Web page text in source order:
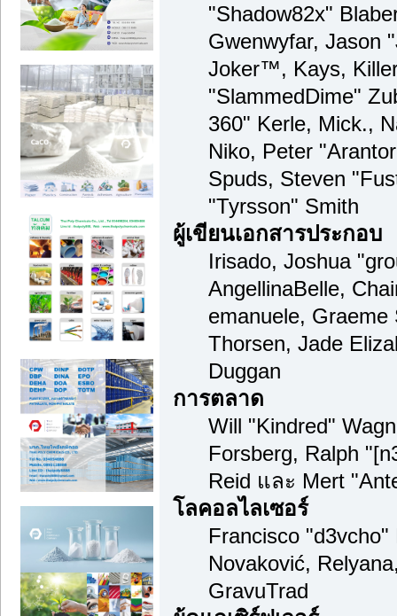
"Shadow82x"
Gwenwyfar, Jason
Joker™, Kays,
"SlammedDime"
360" Kerle, Mick.,
Niko, Peter
Spuds, Steven
"Tyrsson" Smith
ผู้เขียนเอกสารประกอบ
Irisado, Joshua
AngellinaBelle,
emanuele,
Thorsen, Jade
Duggan
การตลาด
Will "Kindred"
Forsberg, Ralph
Reid และ Mert
โลคอลไลเซอร์
Francisco
Novaković,
GravuTrad